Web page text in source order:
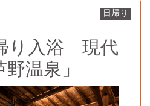
日帰り
り入浴 現代
温泉」